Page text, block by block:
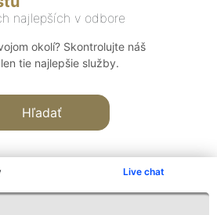
Live chat
najlepších v odbore
okolí? Skontrolujte náš
tie najlepšie služby.
Hľadať